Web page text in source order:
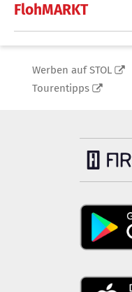
FlohMARKT
Werben auf STOL
Tourentipps